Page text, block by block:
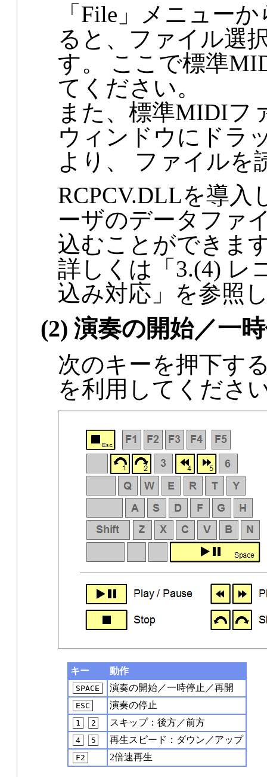
「File」メニュー
ると、ファイル選
す。 ここで標準
てください。
また、標準MIDIフ
ウィンドウにドラ
より、 ファイルを
RCPCV.DLLを導
ーザのデータファ
込むことができま
詳しくは「3.(4) レ
込み対応」を参照
(2) 演奏の開始／一
次のキーを押下す
を利用してくださ
キー 動作
SPACE 演奏の開始／一時停止／再開
ESC 演奏の停止
1 2 スキップ：後方／前方
4 5 再生スピード：ダウン／アップ
F2 2倍速再生